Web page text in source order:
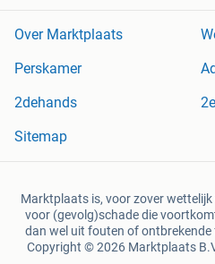
Over Marktplaats
Perskamer
2dehands
Sitemap
Marktplaats is, voor zover
voor (gevolg)schade die
dan wel uit fouten of
Copyright © 2026 Marktplaats